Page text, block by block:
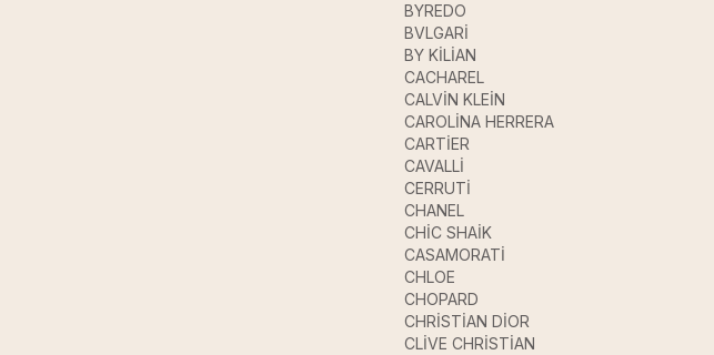
BYREDO
BVLGARİ
BY KİLİAN
CACHAREL
CALVİN KLEİN
CAROLİNA HERRERA
CARTİER
CAVALLİ
CERRUTİ
CHANEL
CHİC SHAİK
CASAMORATİ
CHLOE
CHOPARD
CHRİSTİAN DİOR
CLİVE CHRİSTİAN